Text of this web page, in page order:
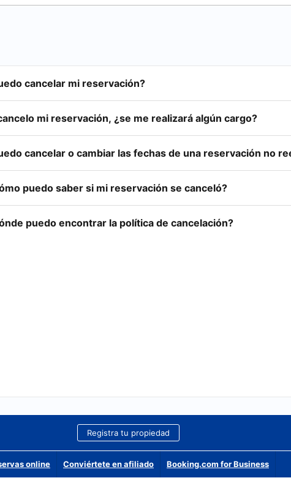
cancelar mi reservación?
mi reservación, ¿se me realizará algún cargo?
cancelar o cambiar las fechas de una reservación no
puedo saber si mi reservación se canceló?
puedo encontrar la política de cancelación?
Registra tu propiedad
online Conviértete en afiliado Booking.com for Business